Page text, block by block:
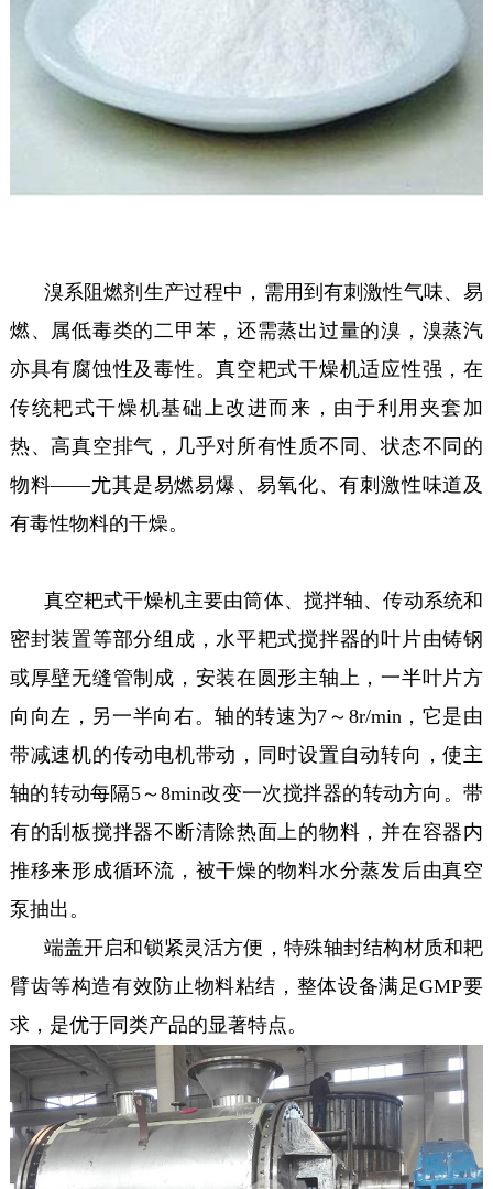
溴系阻燃剂生产过程中，需用到有刺激性气味、易
燃、属低毒类的二甲苯，还需蒸出过量的溴，溴蒸汽
亦具有腐蚀性及毒性。真空耙式干燥机适应性强，在
传统耙式干燥机基础上改进而来，由于利用夹套加
热、高真空排气，几乎对所有性质不同、状态不同的
物料——尤其是易燃易爆、易氧化、有刺激性味道及
有毒性物料的干燥。
真空耙式干燥机主要由筒体、搅拌轴、传动系统和
密封装置等部分组成，水平耙式搅拌器的叶片由铸钢
或厚壁无缝管制成，安装在圆形主轴上，一半叶片方
向向左，另一半向右。轴的转速为7～8r/min，它是由
带减速机的传动电机带动，同时设置自动转向，使主
轴的转动每隔5～8min改变一次搅拌器的转动方向。带
有的刮板搅拌器不断清除热面上的物料，并在容器内
推移来形成循环流，被干燥的物料水分蒸发后由真空
泵抽出。
端盖开启和锁紧灵活方便，特殊轴封结构材质和耙
臂齿等构造有效防止物料粘结，整体设备满足GMP要
求，是优于同类产品的显著特点。